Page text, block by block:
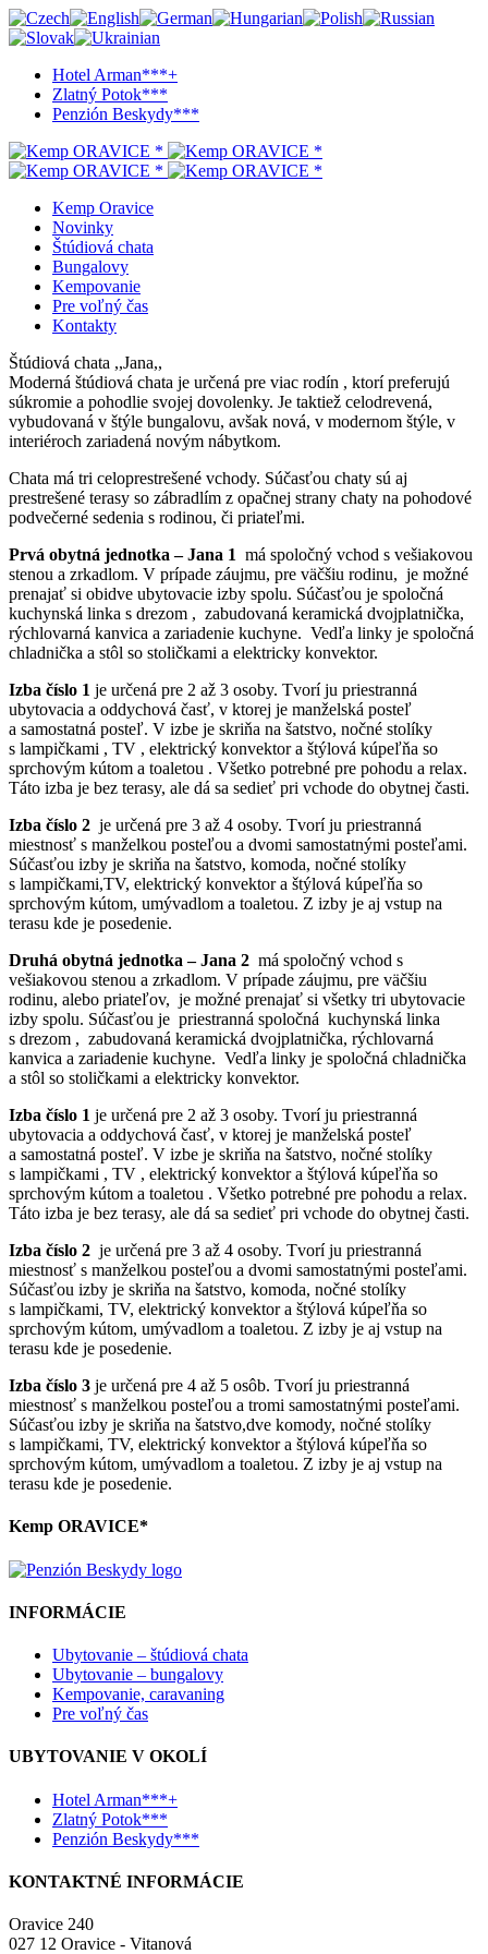
Hotel Arman***+
Zlatný Potok***
Penzión Beskydy***
Kemp Oravice
Novinky
Štúdiová chata
Bungalovy
Kempovanie
Pre voľný čas
Kontakty
Štúdiová chata ,,Jana,,
Moderná štúdiová chata je určená pre viac rodín , ktorí preferujú
súkromie a pohodlie svojej dovolenky. Je taktiež celodrevená,
vybudovaná v štýle bungalovu, avšak nová, v modernom štýle, v
interiéroch zariadená novým nábytkom.
Chata má tri celoprestrešené vchody. Súčasťou chaty sú aj
prestrešené terasy so zábradlím z opačnej strany chaty na pohodové
podvečerné sedenia s rodinou, či priateľmi.
Prvá obytná jednotka – Jana 1 má spoločný vchod s vešiakovou
stenou a zrkadlom. V prípade záujmu, pre väčšiu rodinu, je možné
prenajať si obidve ubytovacie izby spolu. Súčasťou je spoločná
kuchynská linka s drezom , zabudovaná keramická dvojplatnička,
rýchlovarná kanvica a zariadenie kuchyne. Vedľa linky je spoločná
chladnička a stôl so stoličkami a elektricky konvektor.
Izba číslo 1 je určená pre 2 až 3 osoby. Tvorí ju priestranná
ubytovacia a oddychová časť, v ktorej je manželská posteľ
a samostatná posteľ. V izbe je skriňa na šatstvo, nočné stolíky
s lampičkami , TV , elektrický konvektor a štýlová kúpeľňa so
sprchovým kútom a toaletou . Všetko potrebné pre pohodu a relax.
Táto izba je bez terasy, ale dá sa sedieť pri vchode do obytnej časti.
Izba číslo 2 je určená pre 3 až 4 osoby. Tvorí ju priestranná
miestnosť s manželkou posteľou a dvomi samostatnými posteľami.
Súčasťou izby je skriňa na šatstvo, komoda, nočné stolíky
s lampičkami,TV, elektrický konvektor a štýlová kúpeľňa so
sprchovým kútom, umývadlom a toaletou. Z izby je aj vstup na
terasu kde je posedenie.
Druhá obytná jednotka – Jana 2 má spoločný vchod s
vešiakovou stenou a zrkadlom. V prípade záujmu, pre väčšiu
rodinu, alebo priateľov, je možné prenajať si všetky tri ubytovacie
izby spolu. Súčasťou je priestranná spoločná kuchynská linka
s drezom , zabudovaná keramická dvojplatnička, rýchlovarná
kanvica a zariadenie kuchyne. Vedľa linky je spoločná chladnička
a stôl so stoličkami a elektricky konvektor.
Izba číslo 1 je určená pre 2 až 3 osoby. Tvorí ju priestranná
ubytovacia a oddychová časť, v ktorej je manželská posteľ
a samostatná posteľ. V izbe je skriňa na šatstvo, nočné stolíky
s lampičkami , TV , elektrický konvektor a štýlová kúpeľňa so
sprchovým kútom a toaletou . Všetko potrebné pre pohodu a relax.
Táto izba je bez terasy, ale dá sa sedieť pri vchode do obytnej časti.
Izba číslo 2 je určená pre 3 až 4 osoby. Tvorí ju priestranná
miestnosť s manželkou posteľou a dvomi samostatnými posteľami.
Súčasťou izby je skriňa na šatstvo, komoda, nočné stolíky
s lampičkami, TV, elektrický konvektor a štýlová kúpeľňa so
sprchovým kútom, umývadlom a toaletou. Z izby je aj vstup na
terasu kde je posedenie.
Izba číslo 3 je určená pre 4 až 5 osôb. Tvorí ju priestranná
miestnosť s manželkou posteľou a tromi samostatnými posteľami.
Súčasťou izby je skriňa na šatstvo,dve komody, nočné stolíky
s lampičkami, TV, elektrický konvektor a štýlová kúpeľňa so
sprchovým kútom, umývadlom a toaletou. Z izby je aj vstup na
terasu kde je posedenie.
Kemp ORAVICE*
INFORMÁCIE
Ubytovanie – štúdiová chata
Ubytovanie – bungalovy
Kempovanie, caravaning
Pre voľný čas
UBYTOVANIE V OKOLÍ
Hotel Arman***+
Zlatný Potok***
Penzión Beskydy***
KONTAKTNÉ INFORMÁCIE
Oravice 240
027 12 Oravice - Vitanová